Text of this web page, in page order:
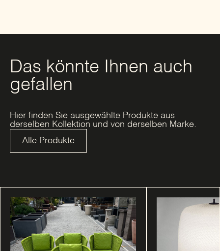
Das könnte Ihnen auch
gefallen
Hier finden Sie ausgewählte Produkte aus
derselben Kollektion und von derselben Marke.
Alle Produkte